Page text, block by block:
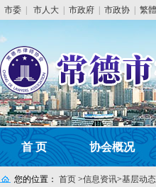
市委 市人大 市政府 市政协 繁
首 页 协会概况
您的位置： 首页 >信息资讯>基层动态